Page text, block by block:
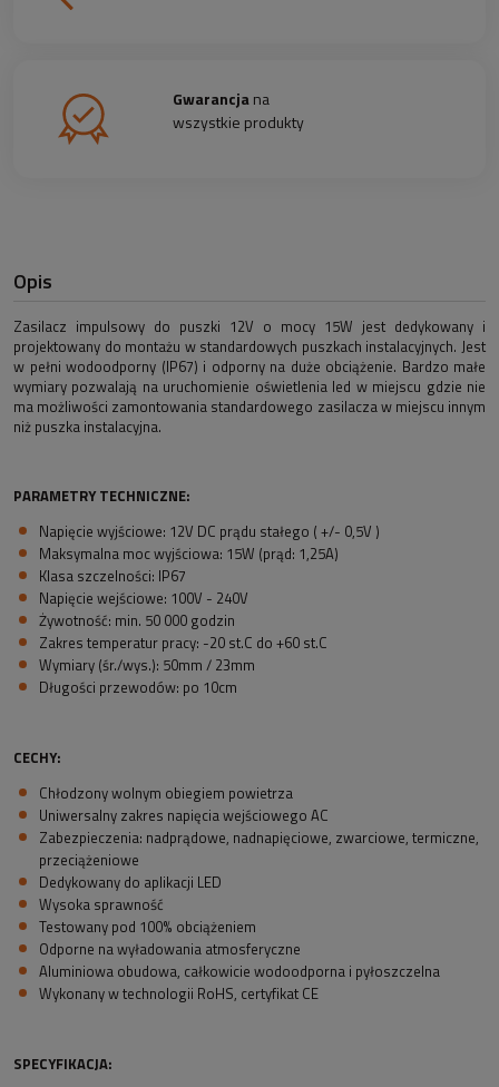
Gwarancjana
wszystkie produkty
Opis
Zasilacz impulsowy do puszki 12V o mocy 15W jest dedykowany i
projektowany do montażu w standardowych puszkach instalacyjnych. Jest
w pełni wodoodporny (IP67) i odporny na duże obciążenie. Bardzo małe
wymiary pozwalają na uruchomienie oświetlenia led w miejscu gdzie nie
ma możliwości zamontowania standardowego zasilacza w miejscu innym
niż puszka instalacyjna.
PARAMETRY TECHNICZNE:
Napięcie wyjściowe: 12V DC prądu stałego ( +/- 0,5V )
Maksymalna moc wyjściowa: 15W (prąd: 1,25A)
Klasa szczelności: IP67
Napięcie wejściowe: 100V - 240V
Żywotność: min. 50 000 godzin
Zakres temperatur pracy: -20 st.C do +60 st.C
Wymiary (śr./wys.): 50mm / 23mm
Długości przewodów: po 10cm
CECHY:
Chłodzony wolnym obiegiem powietrza
Uniwersalny zakres napięcia wejściowego AC
Zabezpieczenia: nadprądowe, nadnapięciowe, zwarciowe, termiczne,
przeciążeniowe
Dedykowany do aplikacji LED
Wysoka sprawność
Testowany pod 100% obciążeniem
Odporne na wyładowania atmosferyczne
Aluminiowa obudowa, całkowicie wodoodporna i pyłoszczelna
Wykonany w technologii RoHS, certyfikat CE
SPECYFIKACJA: